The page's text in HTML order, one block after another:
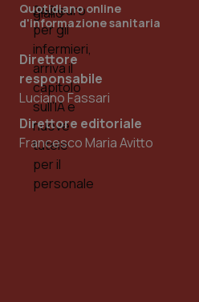
Quotidiano online
d'informazione sanitaria
Direttore
responsabile
Luciano Fassari
Direttore editoriale
Francesco Maria Avitto
_ga_KM60CM4NPH